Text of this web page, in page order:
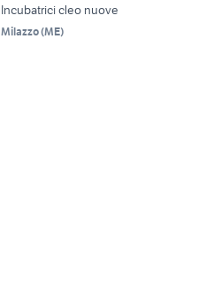
Incubatrici cleo nuove
Milazzo(ME)